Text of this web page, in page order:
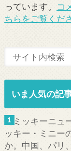
っています。 コ
ちらをご覧くだ
いま人気の記
【ミッキーニュ
ッキー・ミニー
か。中国、パリ